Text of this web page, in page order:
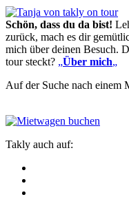
Schön, dass du da bist!
zurück, mach es dir
mich über deinen Besuch.
tour steckt? „Über mich„
Auf der Suche nach einem
Takly auch auf: